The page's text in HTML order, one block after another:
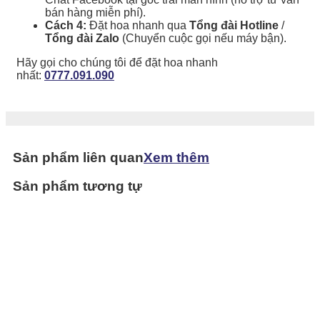
bán hàng miễn phí).
Cách 4: Đặt hoa nhanh qua Tổng đài Hotline /
Tổng đài Zalo (Chuyển cuộc gọi nếu máy bận).
Hãy gọi cho chúng tôi để đặt hoa nhanh
nhất: 0777.091.090
Sản phẩm liên quanXem thêm
Sản phẩm tương tự